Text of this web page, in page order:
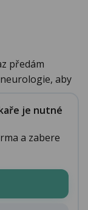
předám
aby
je nutné
a zabere